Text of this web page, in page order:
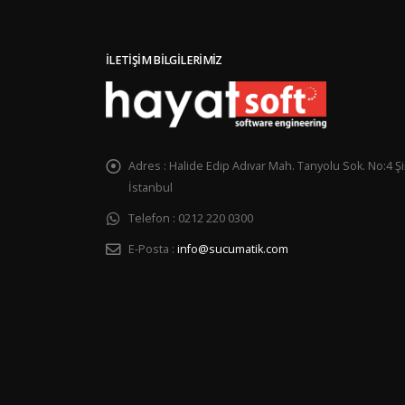
İLETIŞIM BILGILERIMIZ
Adres : Halide Edip Adıvar Mah. Tanyolu Sok. No:4
İstanbul
Telefon : 0212 220 0300
E-Posta : info@sucumatik.com